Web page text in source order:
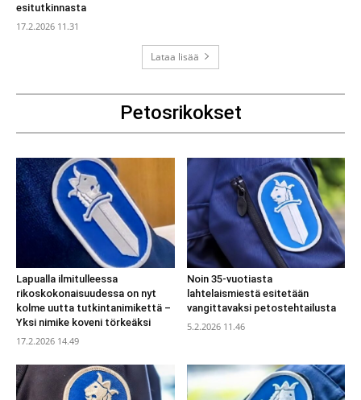
esitutkinnasta
17.2.2026 11.31
Lataa lisää
Petosrikokset
Lapualla ilmitulleessa
rikoskokonaisuudessa on nyt
kolme uutta tutkintanimikettä –
Yksi nimike koveni törkeäksi
17.2.2026 14.49
Noin 35-vuotiasta
lahtelaismiestä esitetään
vangittavaksi petostehtailusta
5.2.2026 11.46